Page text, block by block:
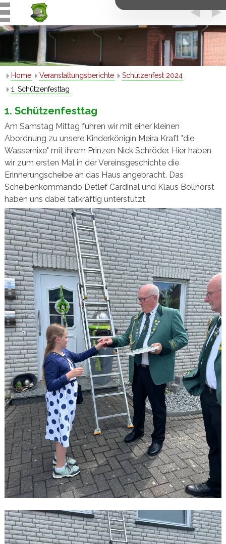
Home Veranstaltungsberichte
Schützenfest 2024
1. Schützenfesttag
1. Schützenfesttag
Am Samstag Mittag fuhren wir mit einer kleinen
Abordnung zu unsere Kinderkönigin Meira Kraft "die
Wassernixe" mit ihrem Prinzen Nick Schröder. Hier haben
wir zum ersten Mal in der Vereinsgeschichte die
Erinnerungscheibe an das Haus angebracht. Das
Scheibenkommando Detlef Cardinal und Klaus Bollhorst
haben uns dabei tatkräftig unterstützt.